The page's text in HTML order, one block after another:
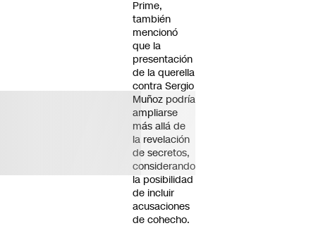
Prime,
también
mencionó
que la
presentación
de la querella
contra Sergio
Muñoz podría
ampliarse
más allá de
la revelación
de secretos,
considerando
la posibilidad
de incluir
acusaciones
de cohecho.